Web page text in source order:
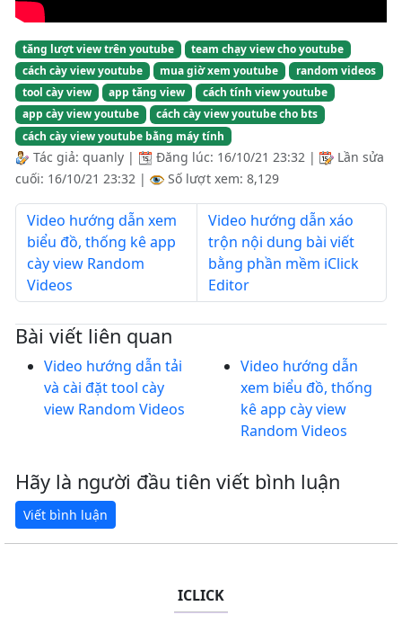
tăng lượt view trên youtube
team chạy view cho youtube
cách cày view youtube
mua giờ xem youtube
random videos
tool cày view
app tăng view
cách tính view youtube
app cày view youtube
cách cày view youtube cho bts
cách cày view youtube bằng máy tính
Tác giả: quanly | Đăng lúc: 16/10/21 23:32 |
Lần sửa
cuối: 16/10/21 23:32 | Số lượt xem: 8,129
Video hướng dẫn xem
biểu đồ, thống kê app
cày view Random
Videos
Video hướng dẫn xáo
trộn nội dung bài viết
bằng phần mềm iClick
Editor
Bài viết liên quan
Video hướng dẫn tải
và cài đặt tool cày
view Random Videos
Video hướng dẫn
xem biểu đồ, thống
kê app cày view
Random Videos
Hãy là người đầu tiên viết bình luận
ICLICK